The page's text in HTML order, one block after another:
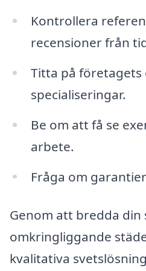
Kontrollera
recensioner från
Titta på
specialiseringar.
Be om att få se
arbete.
Fråga om
Genom att bredda din
omkringliggande
kvalitativa